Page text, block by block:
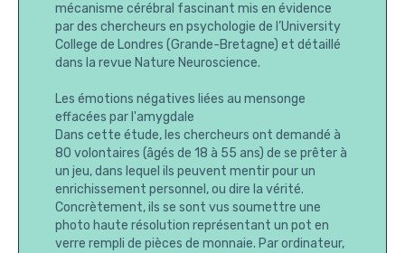
mécanisme cérébral fascinant mis en évidence
par des chercheurs en psychologie de l’University
College de Londres (Grande-Bretagne) et détaillé
dans la revue Nature Neuroscience.
Les émotions négatives liées au mensonge
effacées par l'amygdale
Dans cette étude, les chercheurs ont demandé à
80 volontaires (âgés de 18 à 55 ans) de se prêter à
un jeu, dans lequel ils peuvent mentir pour un
enrichissement personnel, ou dire la vérité.
Concrètement, ils se sont vus soumettre une
photo haute résolution représentant un pot en
verre rempli de pièces de monnaie. Par ordinateur,